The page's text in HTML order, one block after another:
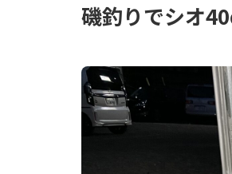
磯釣りでシオ